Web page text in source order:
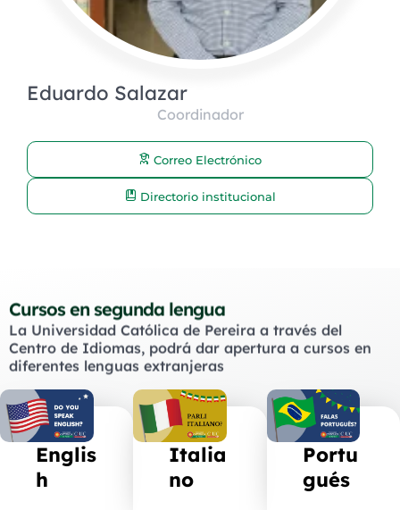
Eduardo Salazar
Coordinador
Correo Electrónico
Directorio institucional
Cursos en segunda lengua
La Universidad Católica de Pereira a través del
Centro de Idiomas, podrá dar apertura a cursos en
diferentes lenguas extranjeras
Englis
h
Italia
no
Portu
gués